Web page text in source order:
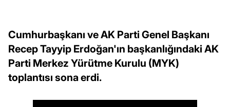
Cumhurbaşkanı ve AK Parti Genel Başkanı
Recep Tayyip Erdoğan'ın başkanlığındaki AK
Parti Merkez Yürütme Kurulu (MYK)
toplantısı sona erdi.